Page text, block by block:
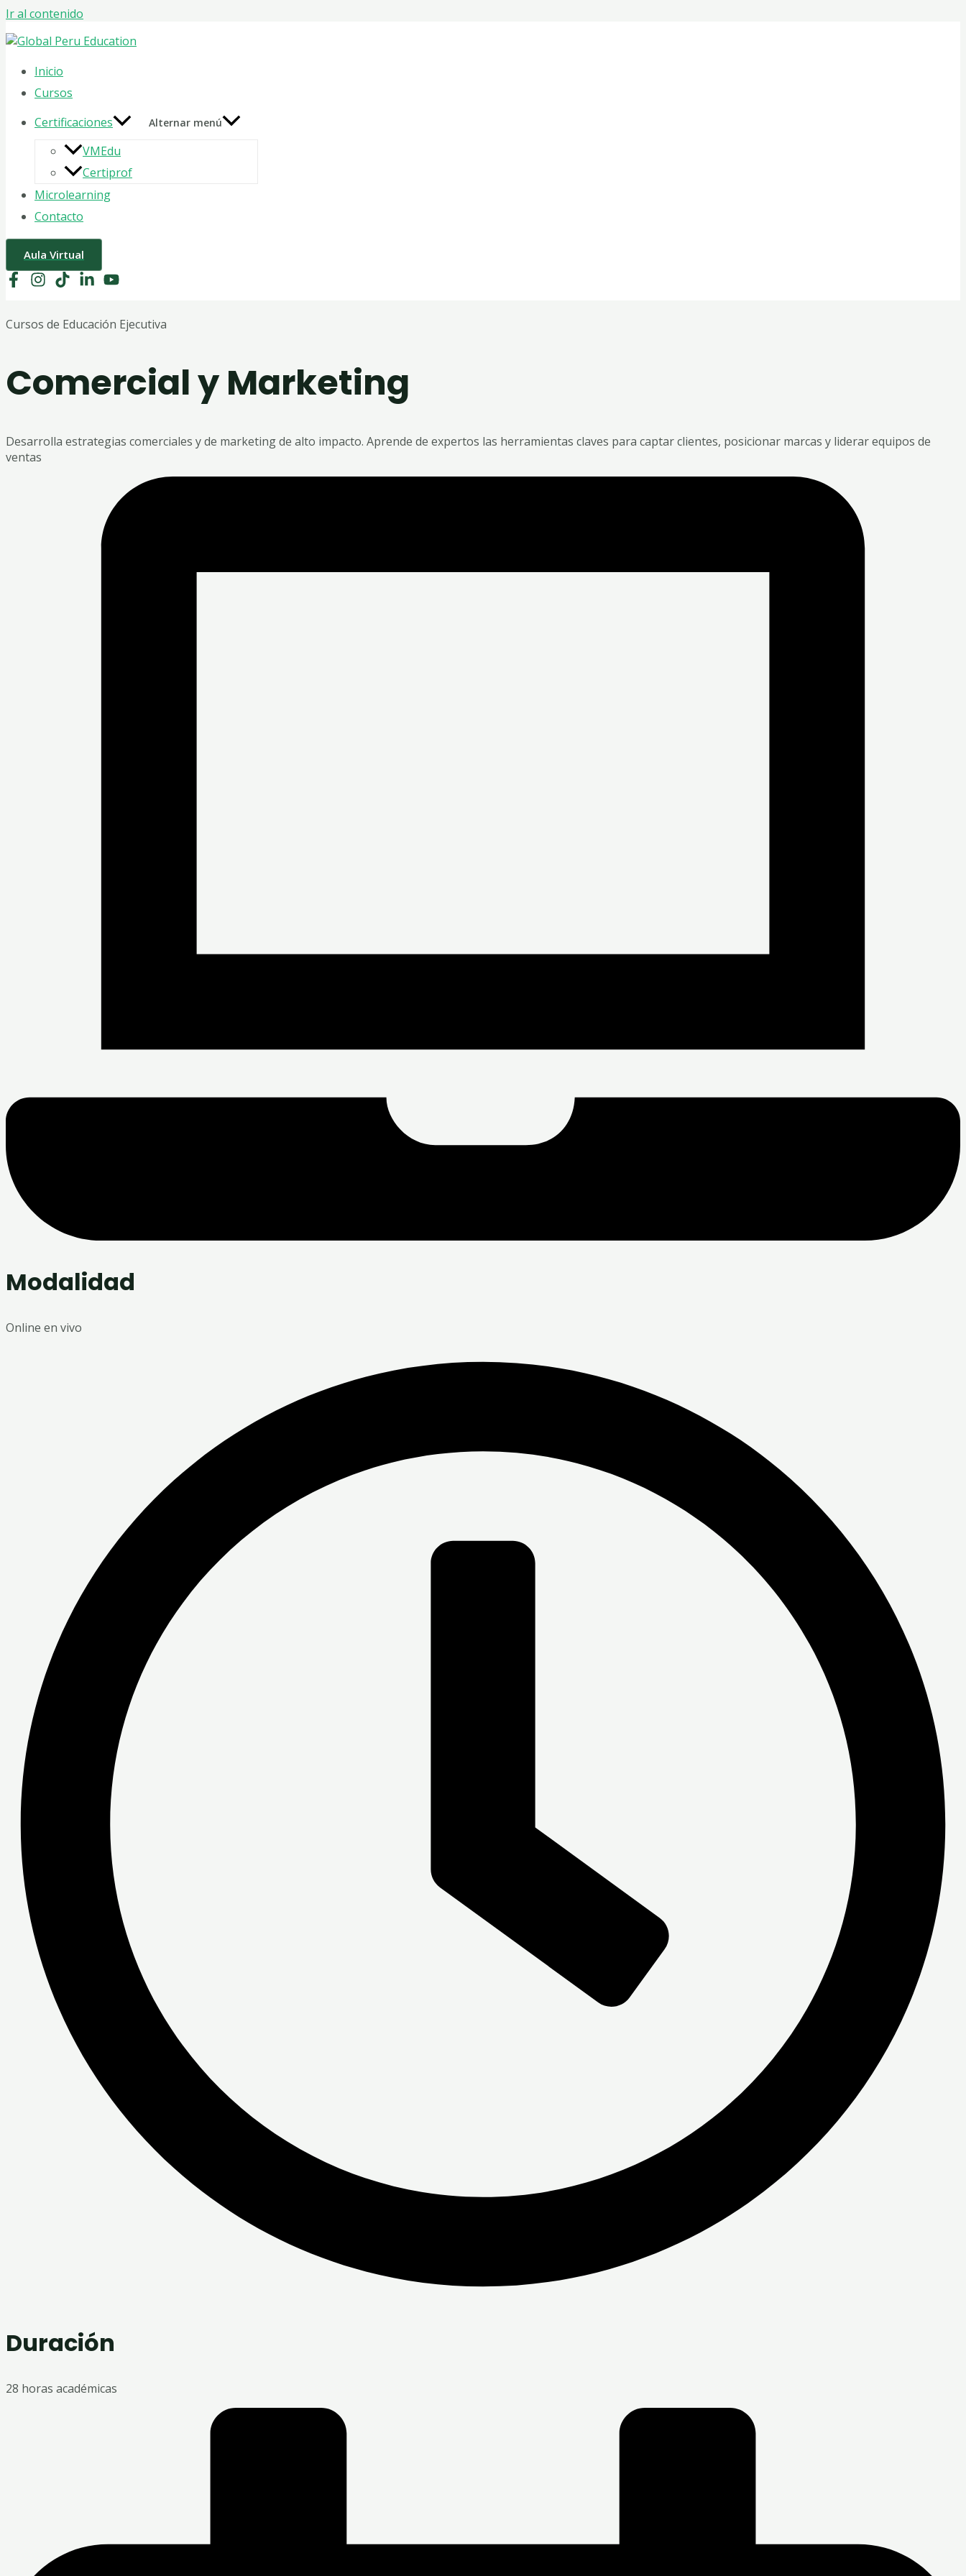
Ir al contenido
Inicio
Cursos
Certificaciones
Alternar menú
VMEdu
Certiprof
Microlearning
Contacto
Aula Virtual
Cursos de Educación Ejecutiva
Comercial y Marketing
Desarrolla estrategias comerciales y de marketing de alto impacto. Aprende de expertos las herramientas claves para captar clientes, posicionar marcas y liderar equipos de
ventas
Modalidad
Online en vivo
Duración
28 horas académicas